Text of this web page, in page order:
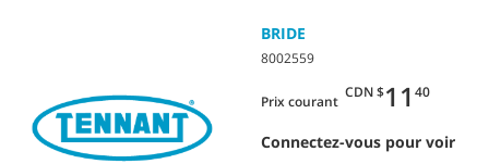
BRIDE
8002559
Prix courant
CDN $11 40
Connectez-vous pour voir